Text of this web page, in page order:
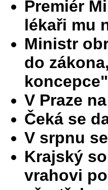
Premiér
lékaři mu
Ministr
do
koncepce"
V Praze
Čeká se
V srpnu
Krajský
vrahovi